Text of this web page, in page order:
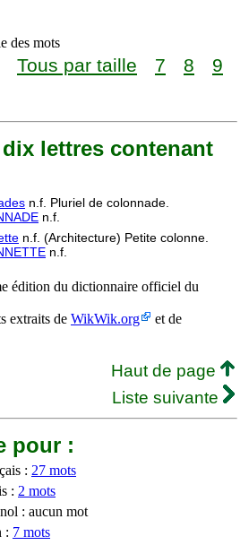
des mots
Tous par taille 7 8
9
lettres contenant
n.f. Pluriel de colonnade.
n.f.
n.f. (Architecture) Petite colonne.
n.f.
édition du dictionnaire officiel du
extraits de WikWik.org
et de
Haut de page
Liste suivante
pour :
: 27 mots
: 2 mots
: aucun mot
: 7 mots